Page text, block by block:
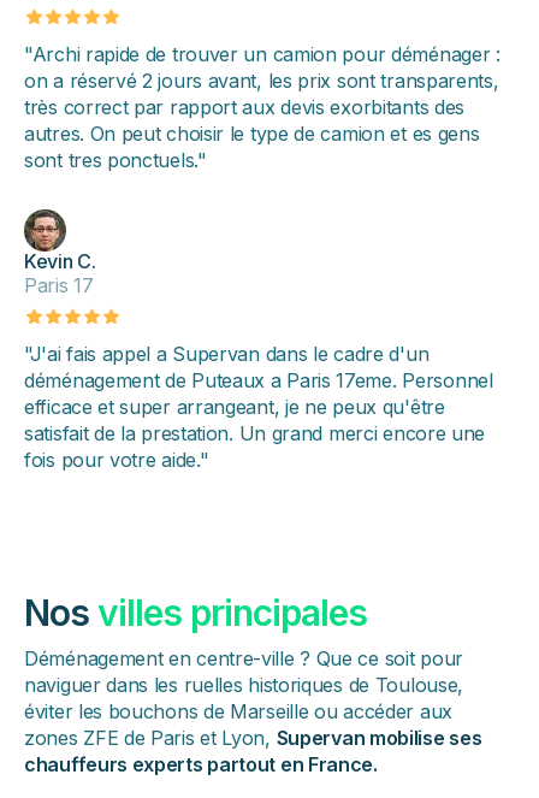
"Archi rapide de trouver un camion pour déménager :
on a réservé 2 jours avant, les prix sont transparents,
très correct par rapport aux devis exorbitants des
autres. On peut choisir le type de camion et es gens
sont tres ponctuels."
Kevin C.
Paris 17
"J'ai fais appel a Supervan dans le cadre d'un
déménagement de Puteaux a Paris 17eme. Personnel
efficace et super arrangeant, je ne peux qu'être
satisfait de la prestation. Un grand merci encore une
fois pour votre aide."
Nosvilles principales
Déménagement en centre-ville ? Que ce soit pour
naviguer dans les ruelles historiques de Toulouse,
éviter les bouchons de Marseille ou accéder aux
zones ZFE de Paris et Lyon, Supervan mobilise ses
chauffeurs experts partout en France.